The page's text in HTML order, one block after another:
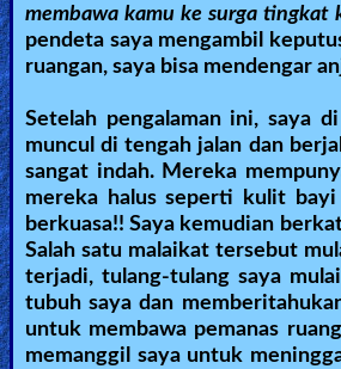
Contact/Feedback/
Follow
us
Social
Media
PDF
Books
membawa kamu ke surga tingkat
pendeta saya mengambil
ruangan, saya bisa mendengar
Setelah pengalaman ini, saya
muncul di tengah jalan dan
sangat indah. Mereka
mereka halus seperti kulit
berkuasa!! Saya kemudian
Salah satu malaikat tersebut
terjadi, tulang-tulang saya
tubuh saya dan
untuk membawa pemanas
memanggil saya untuk